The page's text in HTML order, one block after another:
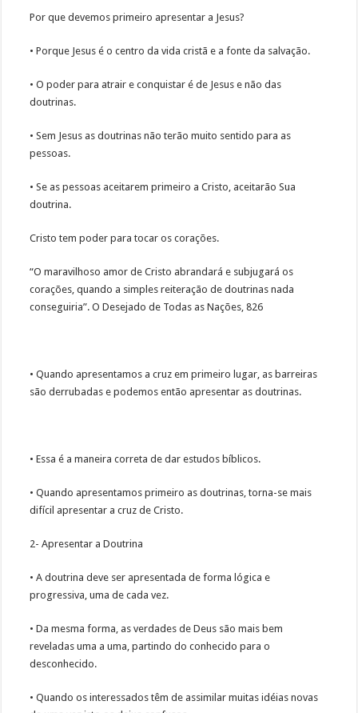
Por que devemos primeiro apresentar a Jesus?
• Porque Jesus é o centro da vida cristã e a fonte da salvação.
• O poder para atrair e conquistar é de Jesus e não das
doutrinas.
• Sem Jesus as doutrinas não terão muito sentido para as
pessoas.
• Se as pessoas aceitarem primeiro a Cristo, aceitarão Sua
doutrina.
Cristo tem poder para tocar os corações.
“O maravilhoso amor de Cristo abrandará e subjugará os
corações, quando a simples reiteração de doutrinas nada
conseguiria”. O Desejado de Todas as Nações, 826
• Quando apresentamos a cruz em primeiro lugar, as barreiras
são derrubadas e podemos então apresentar as doutrinas.
• Essa é a maneira correta de dar estudos bíblicos.
• Quando apresentamos primeiro as doutrinas, torna-se mais
difícil apresentar a cruz de Cristo.
2- Apresentar a Doutrina
• A doutrina deve ser apresentada de forma lógica e
progressiva, uma de cada vez.
• Da mesma forma, as verdades de Deus são mais bem
reveladas uma a uma, partindo do conhecido para o
desconhecido.
• Quando os interessados têm de assimilar muitas idéias novas